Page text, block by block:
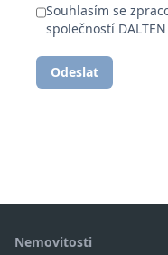
Souhlasím se
společností
Odeslat
Nemovitosti